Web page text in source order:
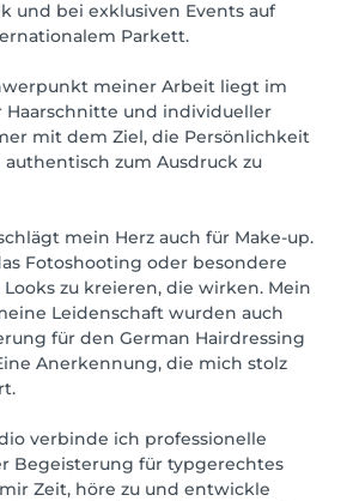
und bei exklusiven Events auf
Parkett.
meiner Arbeit liegt im
Haarschnitte und individueller
mit dem Ziel, die Persönlichkeit
zum Ausdruck zu
mein Herz auch für Make-up.
Fotoshooting oder besondere
Looks zu kreieren, die wirken. Mein
Leidenschaft wurden auch
für den German Hairdressing
Anerkennung, die mich stolz
verbinde ich professionelle
Begeisterung für typgerechtes
Zeit, höre zu und entwickle